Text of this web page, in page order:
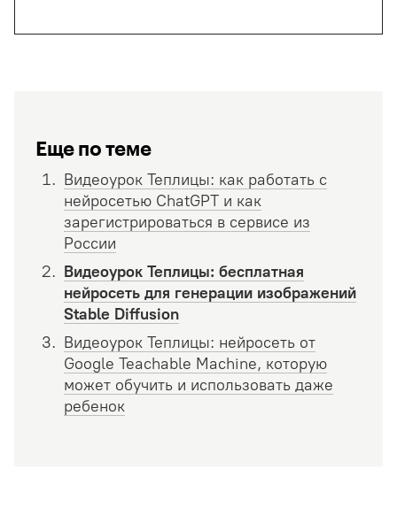
Еще по теме
Видеоурок Теплицы: как работать с
нейросетью ChatGPT и как
зарегистрироваться в сервисе из
России
Видеоурок Теплицы: бесплатная
нейросеть для генерации изображений
Stable Diffusion
Видеоурок Теплицы: нейросеть от
Google Teachable Machine, которую
может обучить и использовать даже
ребенок